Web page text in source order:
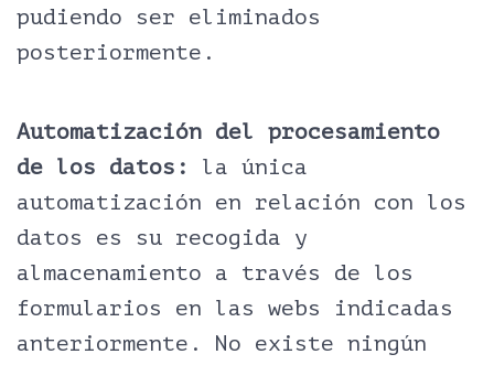
pudiendo ser eliminados
posteriormente.
Automatización del procesamiento
de los datos:
la única
automatización en relación con los
datos es su recogida y
almacenamiento a través de los
formularios en las webs indicadas
anteriormente. No existe ningún